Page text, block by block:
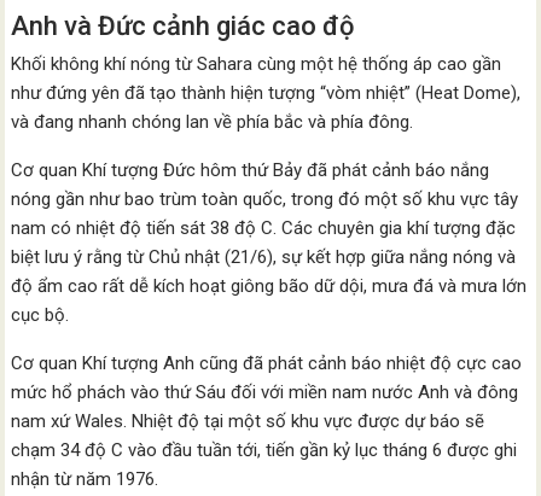
Anh và Đức cảnh giác cao độ
Khối không khí nóng từ Sahara cùng một hệ thống áp cao gần
như đứng yên đã tạo thành hiện tượng “vòm nhiệt” (Heat Dome),
và đang nhanh chóng lan về phía bắc và phía đông.
Cơ quan Khí tượng Đức hôm thứ Bảy đã phát cảnh báo nắng
nóng gần như bao trùm toàn quốc, trong đó một số khu vực tây
nam có nhiệt độ tiến sát 38 độ C. Các chuyên gia khí tượng đặc
biệt lưu ý rằng từ Chủ nhật (21/6), sự kết hợp giữa nắng nóng và
độ ẩm cao rất dễ kích hoạt giông bão dữ dội, mưa đá và mưa lớn
cục bộ.
Cơ quan Khí tượng Anh cũng đã phát cảnh báo nhiệt độ cực cao
mức hổ phách vào thứ Sáu đối với miền nam nước Anh và đông
nam xứ Wales. Nhiệt độ tại một số khu vực được dự báo sẽ
chạm 34 độ C vào đầu tuần tới, tiến gần kỷ lục tháng 6 được ghi
nhận từ năm 1976.